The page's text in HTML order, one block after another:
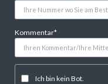
Pflichtfeld
Kommentar*
Ich bin kein Bot.